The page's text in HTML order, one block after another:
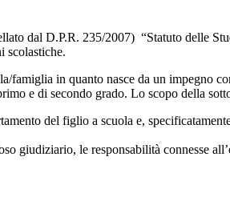
dal D.P.R. 235/2007) “Statuto delle
scolastiche.
in quanto nasce da un impegno
e di secondo grado. Lo scopo della
del figlio a scuola e,
giudiziario, le responsabilità connesse